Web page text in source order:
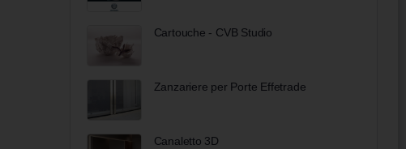
Cartouche - CVB Studio
Zanzariere per Porte Effetrade
Canaletto 3D